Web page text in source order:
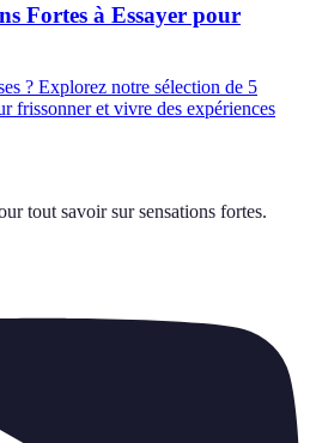
Fortes à Essayer pour
? Explorez notre sélection de 5
frissonner et vivre des expériences
tout savoir sur sensations fortes.